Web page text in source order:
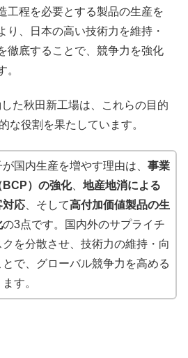
工程を必要とする製品の生産を
り、日本の高い技術力を維持・
徹底することで、競争力を強化
。
た秋田新工場は、これらの目的
な役割を果たしています。
国内生産を増やす理由は、 事業
BCP）の強化、 地産地消による
対応、そして高付加価値製品の生
の3点です。国内外のサプライチ
クを分散させ、技術力の維持・向
で、グローバル競争力を高める
す。